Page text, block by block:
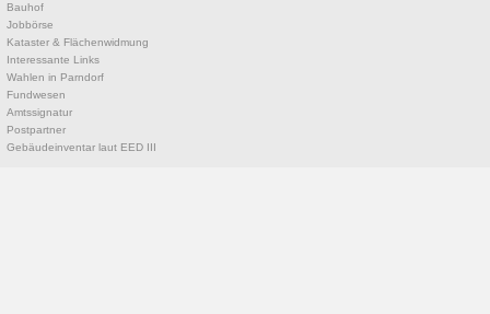
Bauhof
Jobbörse
Kataster & Flächenwidmung
Interessante Links
Wahlen in Parndorf
Fundwesen
Amtssignatur
Postpartner
Gebäudeinventar laut EED III